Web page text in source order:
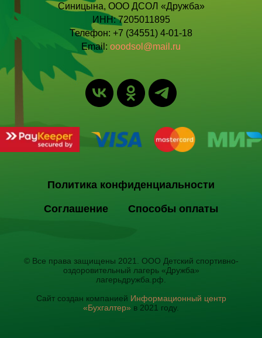
Синицына, ООО ДСОЛ «Дружба»
ИНН: 7205011895
Телефон: +7 (34551) 4-01-18
Email: ooodsol@mail.ru
Политика конфиденциальности
Соглашение Способы оплаты
© Все права защищены 2021. ООО Детский спортивно-
оздоровительный лагерь «Дружба»
лагерьдружба.рф.
Сайт создан компанией Информационный центр
«Бухгалтер» в 2021 году.